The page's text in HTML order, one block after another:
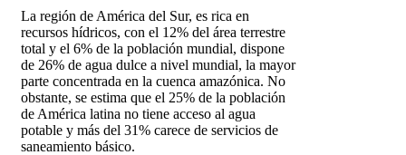
La región de América del Sur, es rica en
recursos hídricos, con el 12% del área terrestre
total y el 6% de la población mundial, dispone
de 26% de agua dulce a nivel mundial, la mayor
parte concentrada en la cuenca amazónica. No
obstante, se estima que el 25% de la población
de América latina no tiene acceso al agua
potable y más del 31% carece de servicios de
saneamiento básico.